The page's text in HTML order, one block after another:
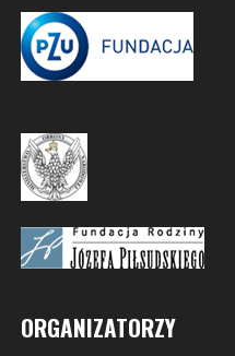
ORGANIZATORZY